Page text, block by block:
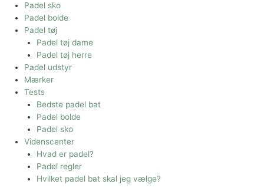
Padel sko
Padel bolde
Padel tøj
Padel tøj dame
Padel tøj herre
Padel udstyr
Mærker
Tests
Bedste padel bat
Padel bolde
Padel sko
Videnscenter
Hvad er padel?
Padel regler
Hvilket padel bat skal jeg vælge?